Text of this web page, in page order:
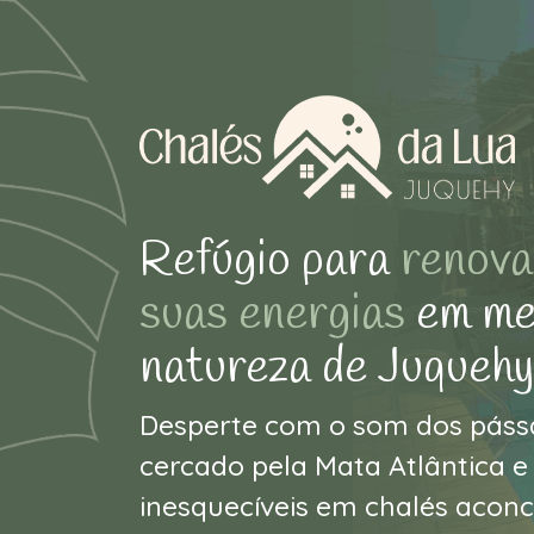
Refúgio para
suas energias em
natureza de
Desperte com o som dos
cercado pela Mata Atlântica
inesquecíveis em chalés